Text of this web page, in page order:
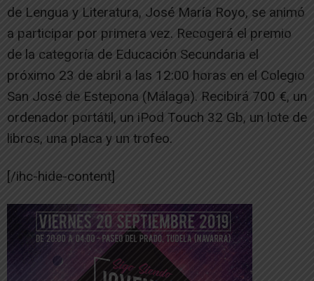
de Lengua y Literatura, José María Royo, se animó
a participar por primera vez. Recogerá el premio
de la categoría de Educación Secundaria el
próximo 23 de abril a las 12:00 horas en el Colegio
San José de Estepona (Málaga). Recibirá 700 €, un
ordenador portátil, un iPod Touch 32 Gb, un lote de
libros, una placa y un trofeo.
[/ihc-hide-content]